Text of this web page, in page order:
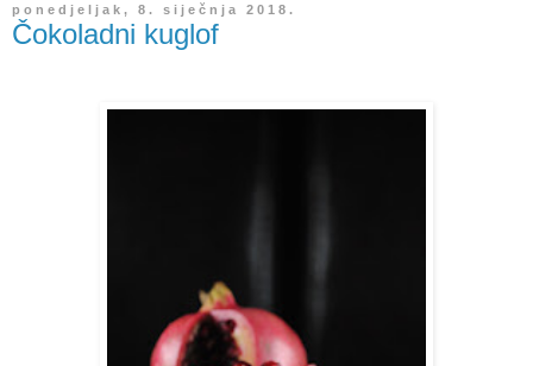
ponedjeljak, 8. siječnja 2018.
Čokoladni kuglof